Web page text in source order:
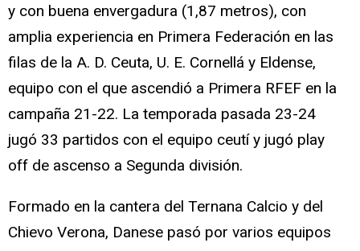
y con buena envergadura (1,87 metros), con
amplia experiencia en Primera Federación en las
filas de la A. D. Ceuta, U. E. Cornellá y Eldense,
equipo con el que ascendió a Primera RFEF en la
campaña 21-22. La temporada pasada 23-24
jugó 33 partidos con el equipo ceutí y jugó play
off de ascenso a Segunda división.
Formado en la cantera del Ternana Calcio y del
Chievo Verona, Danese pasó por varios equipos